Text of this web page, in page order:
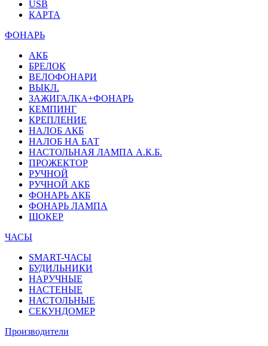
USB
КАРТА
ФОНАРЬ
АКБ
БРЕЛОК
ВЕЛОФОНАРИ
ВЫКЛ.
ЗАЖИГАЛКА+ФОНАРЬ
КЕМПИНГ
КРЕПЛЕНИЕ
НАЛОБ АКБ
НАЛОБ НА БАТ
НАСТОЛЬНАЯ ЛАМПА А.К.Б.
ПРОЖЕКТОР
РУЧНОЙ
РУЧНОЙ АКБ
ФОНАРЬ АКБ
ФОНАРЬ ЛАМПА
ШОКЕР
ЧАСЫ
SMART-ЧАСЫ
БУДИЛЬНИКИ
НАРУЧНЫЕ
НАСТЕНЫЕ
НАСТОЛЬНЫЕ
СЕКУНДОМЕР
Производители